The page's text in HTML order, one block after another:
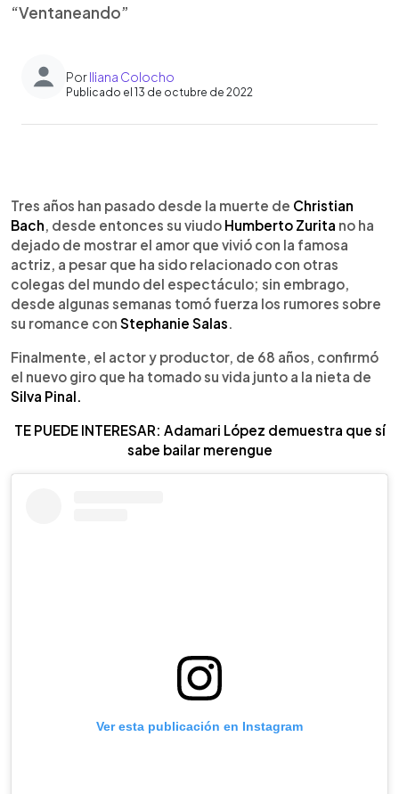
“Ventaneando”
PorIliana Colocho
Publicado el 13 de octubre de 2022
► Escuchar artículo
Tres años han pasado desde la muerte de Christian
Bach, desde entonces su viudo Humberto Zurita no ha
dejado de mostrar el amor que vivió con la famosa
actriz, a pesar que ha sido relacionado con otras
colegas del mundo del espectáculo; sin embrago,
desde algunas semanas tomó fuerza los rumores sobre
su romance con Stephanie Salas.
Finalmente, el actor y productor, de 68 años, confirmó
el nuevo giro que ha tomado su vida junto a la nieta de
Silva Pinal.
TE PUEDE INTERESAR: Adamari López demuestra que sí
sabe bailar merengue
Ver esta publicación en Instagram